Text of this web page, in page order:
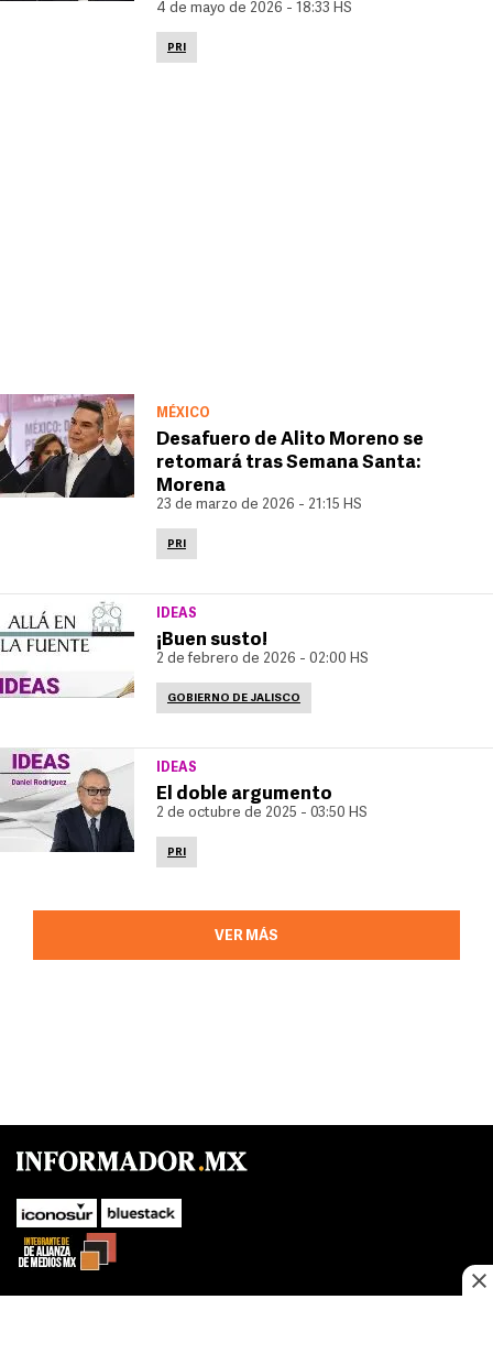
4 de mayo de 2026 - 18:33 HS
PRI
MÉXICO
Desafuero de Alito Moreno se
retomará tras Semana Santa:
Morena
23 de marzo de 2026 - 21:15 HS
PRI
IDEAS
¡Buen susto!
2 de febrero de 2026 - 02:00 HS
GOBIERNO DE JALISCO
IDEAS
El doble argumento
2 de octubre de 2025 - 03:50 HS
PRI
VER MÁS